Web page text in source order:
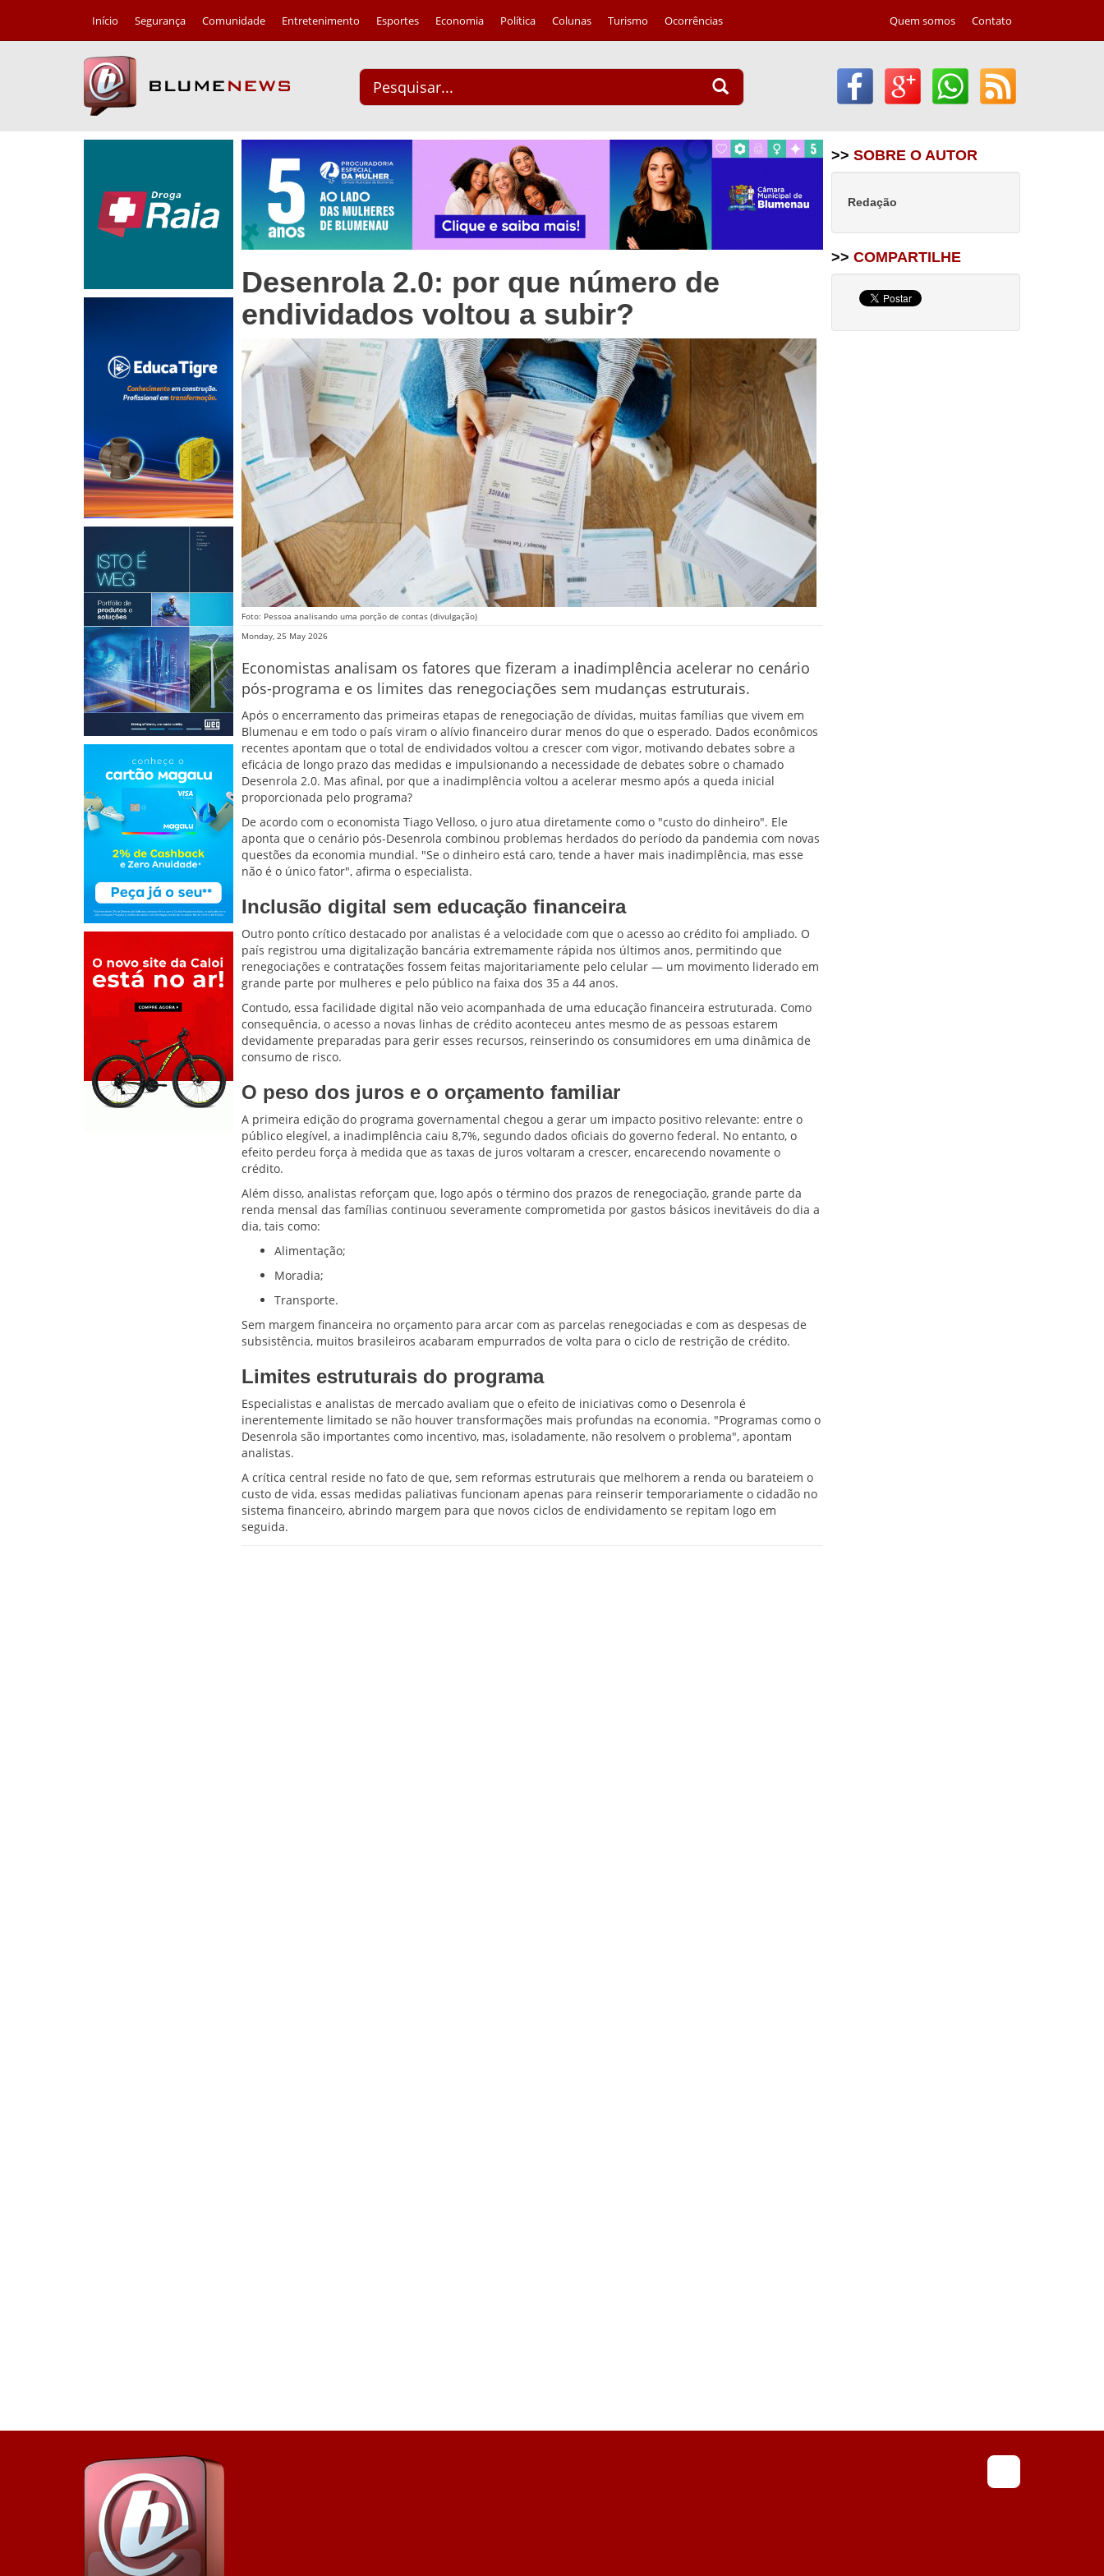
Início Segurança Comunidade Entretenimento Esportes Economia Política Colunas Turismo Ocorrências Quem somos Contato
Desenrola 2.0: por que número de
endividados voltou a subir?
Foto: Pessoa analisando uma porção de contas (divulgação)
Monday, 25 May 2026
Economistas analisam os fatores que fizeram a inadimplência acelerar no cenário
pós-programa e os limites das renegociações sem mudanças estruturais.
Após o encerramento das primeiras etapas de renegociação de dívidas, muitas famílias que vivem em
Blumenau e em todo o país viram o alívio financeiro durar menos do que o esperado. Dados econômicos
recentes apontam que o total de endividados voltou a crescer com vigor, motivando debates sobre a
eficácia de longo prazo das medidas e impulsionando a necessidade de debates sobre o chamado
Desenrola 2.0. Mas afinal, por que a inadimplência voltou a acelerar mesmo após a queda inicial
proporcionada pelo programa?
De acordo com o economista Tiago Velloso, o juro atua diretamente como o "custo do dinheiro". Ele
aponta que o cenário pós-Desenrola combinou problemas herdados do período da pandemia com novas
questões da economia mundial. "Se o dinheiro está caro, tende a haver mais inadimplência, mas esse
não é o único fator", afirma o especialista.
Inclusão digital sem educação financeira
Outro ponto crítico destacado por analistas é a velocidade com que o acesso ao crédito foi ampliado. O
país registrou uma digitalização bancária extremamente rápida nos últimos anos, permitindo que
renegociações e contratações fossem feitas majoritariamente pelo celular — um movimento liderado em
grande parte por mulheres e pelo público na faixa dos 35 a 44 anos.
Contudo, essa facilidade digital não veio acompanhada de uma educação financeira estruturada. Como
consequência, o acesso a novas linhas de crédito aconteceu antes mesmo de as pessoas estarem
devidamente preparadas para gerir esses recursos, reinserindo os consumidores em uma dinâmica de
consumo de risco.
O peso dos juros e o orçamento familiar
A primeira edição do programa governamental chegou a gerar um impacto positivo relevante: entre o
público elegível, a inadimplência caiu 8,7%, segundo dados oficiais do governo federal. No entanto, o
efeito perdeu força à medida que as taxas de juros voltaram a crescer, encarecendo novamente o
crédito.
Além disso, analistas reforçam que, logo após o término dos prazos de renegociação, grande parte da
renda mensal das famílias continuou severamente comprometida por gastos básicos inevitáveis do dia a
dia, tais como:
Alimentação;
Moradia;
Transporte.
Sem margem financeira no orçamento para arcar com as parcelas renegociadas e com as despesas de
subsistência, muitos brasileiros acabaram empurrados de volta para o ciclo de restrição de crédito.
Limites estruturais do programa
Especialistas e analistas de mercado avaliam que o efeito de iniciativas como o Desenrola é
inerentemente limitado se não houver transformações mais profundas na economia. "Programas como o
Desenrola são importantes como incentivo, mas, isoladamente, não resolvem o problema", apontam
analistas.
A crítica central reside no fato de que, sem reformas estruturais que melhorem a renda ou barateiem o
custo de vida, essas medidas paliativas funcionam apenas para reinserir temporariamente o cidadão no
sistema financeiro, abrindo margem para que novos ciclos de endividamento se repitam logo em
seguida.
>> SOBRE O AUTOR
Redação
>> COMPARTILHE